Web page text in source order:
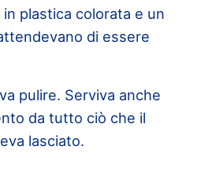
plastica colorata e un
di essere
pulire. Serviva anche
da tutto ciò che il
lasciato.